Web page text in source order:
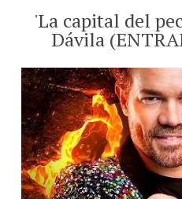
'La capital del
Dávila